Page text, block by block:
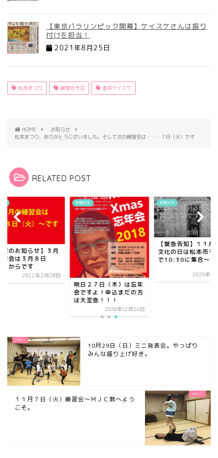
【東京パラリンピック開幕】ケイスケさんは振り
付けを担当！
2021年8月25日
松本まつり 練習会予定 金井ケイスケ
HOME
お知らせ
松本まつり、ありがとうございました。そして次の練習会は・・・７日（火）です
RELATED POST
度のお知らせ】３月
習会は３月８日
）からです
2022年2月28日
お知らせ
明日２７日（木）は忘年
会ですよ！申込まだの方
は大至急！！！
2018年12月26日
お知らせ
【緊急告知】１１月
文化の日は松本市千
で10:30に集合～！
2020年11
10月29日（日）ミニ発表会。やっぱり
みんな盛り上げ好き。
１１月７日（火）練習会～ＭＪＣ教へよう
こそ。